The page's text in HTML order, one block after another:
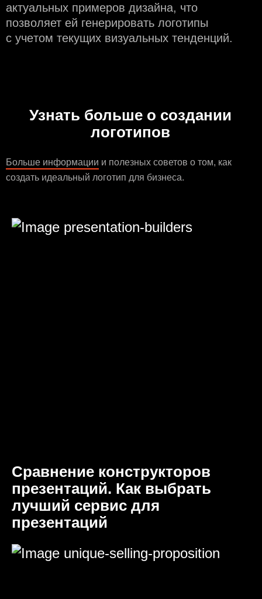
актуальных примеров дизайна, что
позволяет ей генерировать логотипы
с учeтом текущих визуальных тенденций.
Узнать больше о создании
логотипов
Больше информации и полезных советов о том, как
создать идеальный логотип для бизнеса.
Сравнение конструкторов
презентаций. Как выбрать
лучший сервис для
презентаций